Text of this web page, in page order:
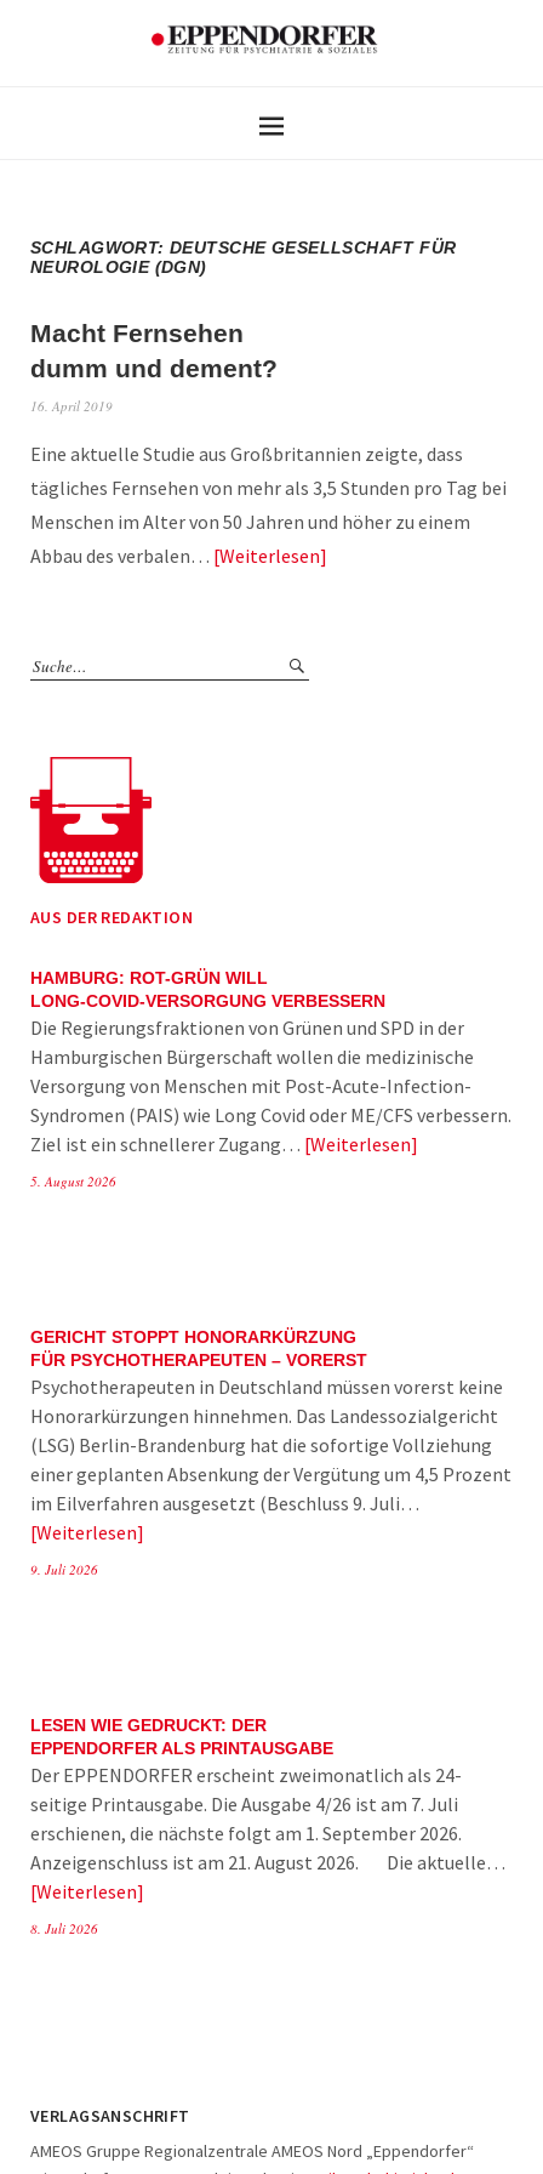
SCHLAGWORT:DEUTSCHE GESELLSCHAFT FÜR
NEUROLOGIE (DGN)
Macht Fernsehen
dumm und dement?
16. April 2019
Eine aktuelle Studie aus Großbritannien zeigte, dass
tägliches Fernsehen von mehr als 3,5 Stunden pro Tag bei
Menschen im Alter von 50 Jahren und höher zu einem
Abbau des verbalen… Weiterlesen
AUS DER REDAKTION
HAMBURG: ROT-GRÜN WILL
LONG-COVID-VERSORGUNG VERBESSERN
Die Regierungsfraktionen von Grünen und SPD in der
Hamburgischen Bürgerschaft wollen die medizinische
Versorgung von Menschen mit Post-Acute-Infection-
Syndromen (PAIS) wie Long Covid oder ME/CFS verbessern.
Ziel ist ein schnellerer Zugang… Weiterlesen
5. August 2026
GERICHT STOPPT HONORARKÜRZUNG
FÜR PSYCHOTHERAPEUTEN – VORERST
Psychotherapeuten in Deutschland müssen vorerst keine
Honorarkürzungen hinnehmen. Das Landessozialgericht
(LSG) Berlin-Brandenburg hat die sofortige Vollziehung
einer geplanten Absenkung der Vergütung um 4,5 Prozent
im Eilverfahren ausgesetzt (Beschluss 9. Juli…
Weiterlesen
9. Juli 2026
LESEN WIE GEDRUCKT: DER
EPPENDORFER ALS PRINTAUSGABE
Der EPPENDORFER erscheint zweimonatlich als 24-
seitige Printausgabe. Die Ausgabe 4/26 ist am 7. Juli
erschienen, die nächste folgt am 1. September 2026.
Anzeigenschluss ist am 21. August 2026. Die aktuelle…
Weiterlesen
8. Juli 2026
VERLAGSANSCHRIFT
AMEOS Gruppe Regionalzentrale AMEOS Nord „Eppendorfer“